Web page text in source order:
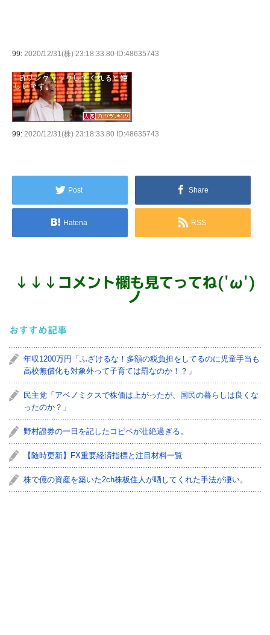
99: 2020/12/31(株) 23:18:33.80 ID:48635743
99: 2020/12/31(株) 23:18:33.80 ID:48635743
Post Share
Hatena RSS
↓ ↓ ↓ コメント欄も見てってね('ω')
ノ
おすすめ記事
年収1200万円「ふざけるな！多額の税負担をしてるのに児童手当も
高校無償化も対象外って子育ては罰なのか！？」
民主党「アベノミクスで株価は上がったが、国民の暮らしは良くな
ったのか？」
野村證券の一日を記したコピペが壮絶過ぎる。
【随時更新】FX重要経済指標と注目材料一覧
株で億の資産を築いた2ch株板住人が晒してくれた手法が凄い。